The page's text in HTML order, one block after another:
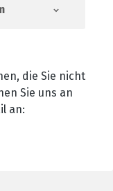
die Sie nicht
Sie uns an
an: